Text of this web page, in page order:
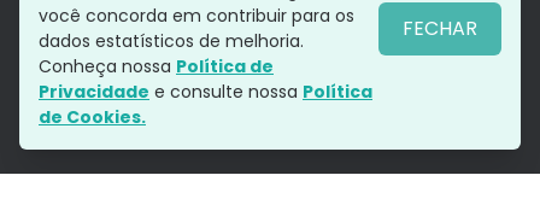
Siga-nos
você concorda em contribuir para os
dados estatísticos de melhoria.
Conheça nossa Política de
Privacidade e consulte nossa Política
de Cookies.
FECHAR